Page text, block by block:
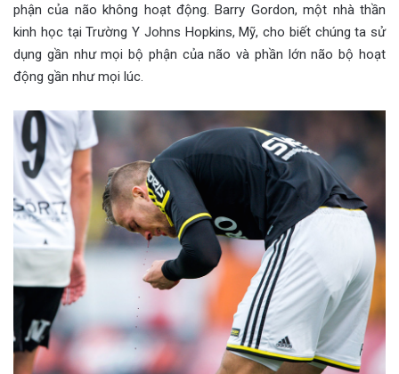
phận của não không hoạt động. Barry Gordon, một nhà thần
kinh học tại Trường Y Johns Hopkins, Mỹ, cho biết chúng ta sử
dụng gần như mọi bộ phận của não và phần lớn não bộ hoạt
động gần như mọi lúc.